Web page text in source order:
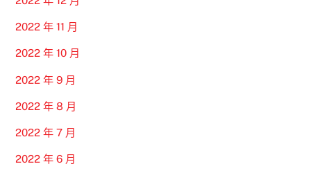
2022 年 11 月
2022 年 10 月
2022 年 9 月
2022 年 8 月
2022 年 7 月
2022 年 6 月